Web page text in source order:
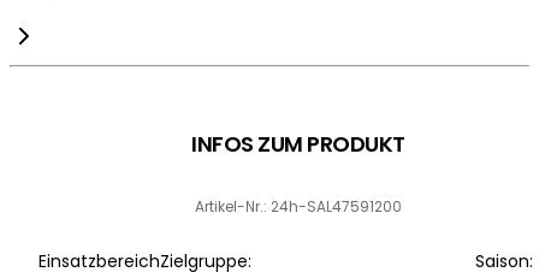
INFOS ZUM PRODUKT
Artikel-Nr.: 24h-SAL47591200
EinsatzbereichZielgruppe: Saison: